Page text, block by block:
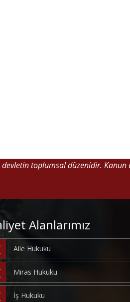
toplumsal düzenidir.
Alanlarımız
Aile Hukuku
Miras Hukuku
İş Hukuku